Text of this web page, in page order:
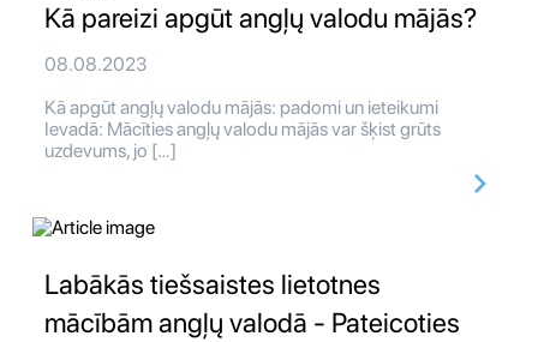
Kā pareizi apgūt angļų valodu mājās?
08.08.2023
Kā apgūt angļų valodu mājās: padomi un ieteikumi
Ievadā: Mācīties angļų valodu mājās var šķist grūts
uzdevums, jo […]
Labākās tiešsaistes lietotnes
mācībām angļų valodā - Pateicoties